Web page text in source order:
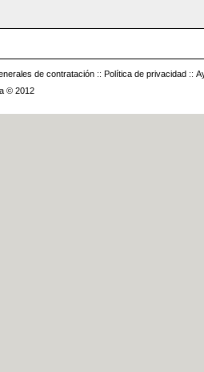
de contratación :: Política de privacidad ::
© 2012